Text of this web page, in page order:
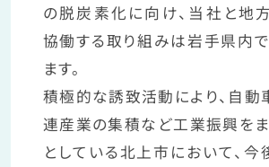
の脱炭素化に向け、当社と地
協働する取り組みは岩手県内
ます。
積極的な誘致活動により、自動
連産業の集積など工業振興をま
としている北上市において、